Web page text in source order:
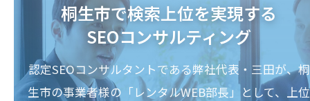
桐生市で検索上位を実現する
SEOコンサルティング
認定SEOコンサルタントである弊社代表・三田が、桐
生市の事業者様の「レンタルWEB部長」として、上位